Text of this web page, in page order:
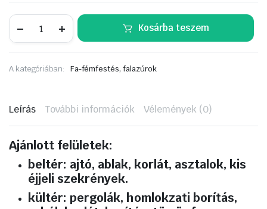
Xyladecor
Vékonylazúr
liter
Kosárba teszem
A kategóriában: Fa-fémfestés, falazúrok
Leírás További információk Vélemények (0)
Ajánlott felületek:
beltér: ajtó, ablak, korlát, asztalok, kis
éjjeli szekrények.
kültér: pergolák, homlokzati borítás,